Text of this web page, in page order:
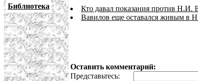
Библиотека
Кто давал показания против Н.И.
Вавилов еще оставался живым в
Оставить комментарий:
Представьтесь: